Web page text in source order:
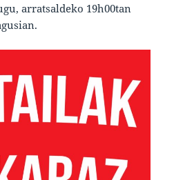
arratsaldeko 19h00tan